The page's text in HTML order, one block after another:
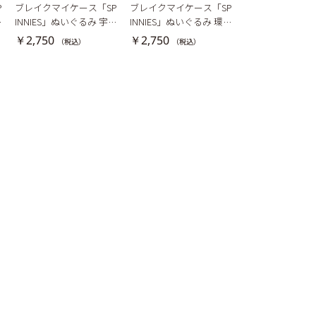
ブレイクマイケース「SP
INNIES」ぬいぐるみ 宇京
真央
￥2,750 （税込）
ブレイクマイケース「SP
INNIES」ぬいぐるみ 環野
揺
￥2,750 （税込）